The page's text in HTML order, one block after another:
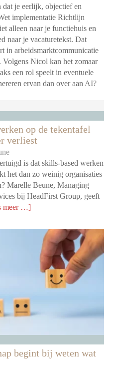
dat je eerlijk, objectief en
implementatie Richtlijn
alleen naar je functiehuis en
naar je vacaturetekst. Dat
in arbeidsmarktcommunicatie
Nicol kan het zomaar
een rol speelt in eventuele
ervan dan over aan AI?
op de tekentafel
verliest
is dat skills-based werken
het dan zo weinig organisaties
Marelle Beune, Managing
bij HeadFirst Group, geeft
meer …]
begint bij weten wat